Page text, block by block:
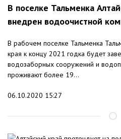
В поселке Тальменка
внедрен водоочистной
В рабочем поселке Тальменка
края к концу 2021 годка будет
водозаборных сооружений и
проживают более 19...
06.10.2020 15:27